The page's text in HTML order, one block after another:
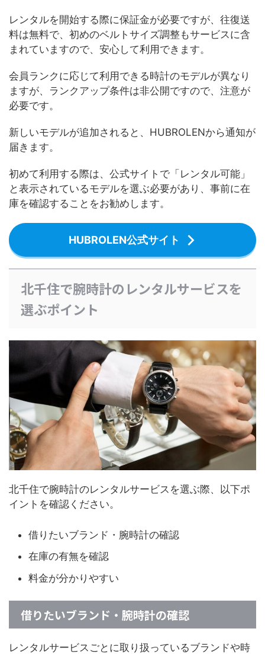
レンタルを開始する際に保証金が必要ですが、往復送
料は無料で、初めのベルトサイズ調整もサービスに含
まれていますので、安心して利用できます。
会員ランクに応じて利用できる時計のモデルが異なり
ますが、ランクアップ条件は非公開ですので、注意が
必要です。
新しいモデルが追加されると、HUBROLENから通知が
届きます。
初めて利用する際は、公式サイトで「レンタル可能」
と表示されているモデルを選ぶ必要があり、事前に在
庫を確認することをお勧めします。
HUBROLEN公式サイト
北千住で腕時計のレンタルサービスを
選ぶポイント
北千住で腕時計のレンタルサービスを選ぶ際、以下ポ
イントを確認ください。
借りたいブランド・腕時計の確認
在庫の有無を確認
料金が分かりやすい
借りたいブランド・腕時計の確認
レンタルサービスごとに取り扱っているブランドや時